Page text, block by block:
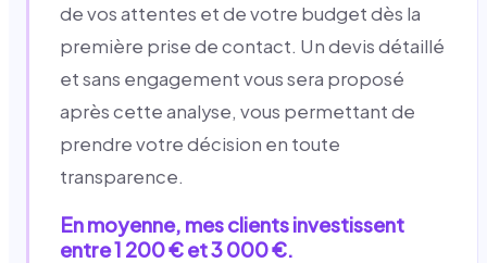
de vos attentes et de votre budget dès la
première prise de contact. Un devis détaillé
et sans engagement vous sera proposé
après cette analyse, vous permettant de
prendre votre décision en toute
transparence.
En moyenne, mes clients investissent
entre 1 200 € et 3 000 €.